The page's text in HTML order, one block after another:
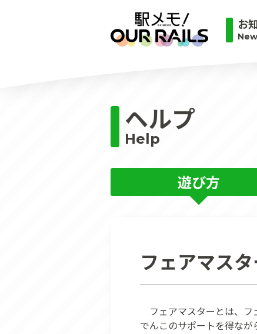
お
ヘルプ
Help
遊び方
フェアマス
フェアマスターとは、フ
でんこのサポートを得な